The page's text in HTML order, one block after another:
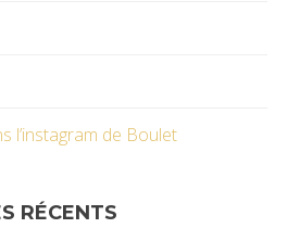
l’instagram de Boulet
RÉCENTS